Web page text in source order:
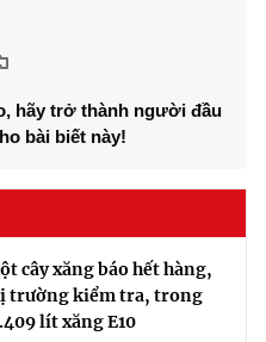
hãy trở thành người đầu
bài biết này!
cây xăng báo hết hàng,
trường kiểm tra, trong
lít xăng E10